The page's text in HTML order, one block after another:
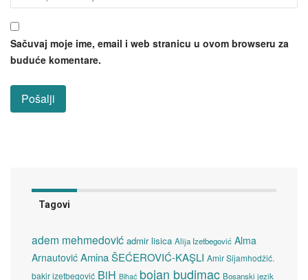
Sačuvaj moje ime, email i web stranicu u ovom browseru za
buduće komentare.
Tagovi
adem mehmedović admir lisica Alija Izetbegović Alma
Arnautović Amina ŠEĆEROVIĆ-KAŞLI Amir Sijamhodžić.
bakir izetbegović BiH Bihać bojan budimac Bosanski jezik